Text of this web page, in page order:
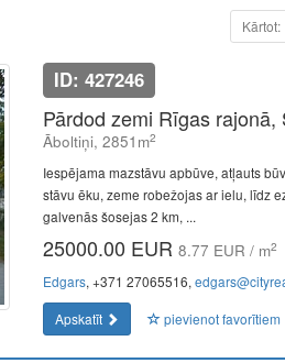
Kārtot:
ID: 427246
Pārdod zemi Rīgas rajonā,
Āboltiņi, 2851m2
Iespējama mazstāvu apbūve, atļauts
stāvu ēku, zeme robežojas ar ielu, līdz
galvenās šosejas 2 km, ...
25000.00 EUR 8.77 EUR / m2
Edgars, +371 27065516,
Apskatīt
pievienot favorītiem